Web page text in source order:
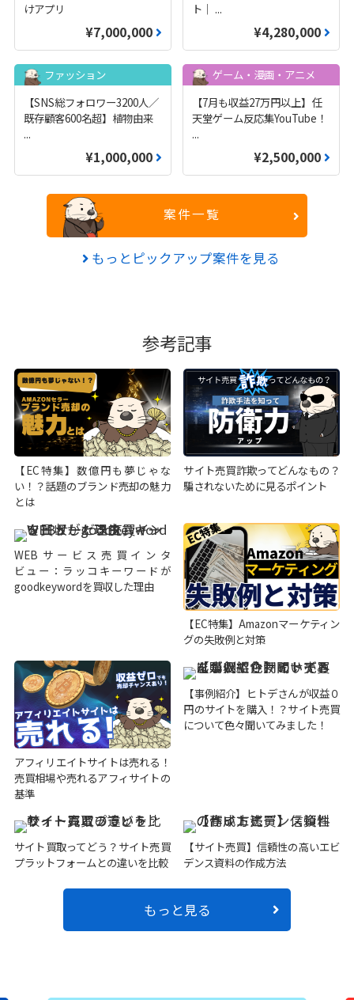
けアプリ
¥7,000,000
ト｜ ...
¥4,280,000
ファッション
【SNS総フォロワー3200人／
既存顧客600名超】植物由来
...
¥1,000,000
ゲーム・漫画・アニメ
【7月も収益27万円以上】任
天堂ゲーム反応集YouTube！
...
¥2,500,000
案件一覧
もっとピックアップ案件を見る
参考記事
【EC特集】数億円も夢じゃな
い！？話題のブランド売却の魅力
とは
サイト売買詐欺ってどんなもの？
騙されないために見るポイント
WEBサービス売買インタ
ビュー：ラッコキーワードが
goodkeywordを買収した理由
【EC特集】Amazonマーケティン
グの失敗例と対策
アフィリエイトサイトは売れる！
売買相場や売れるアフィサイトの
基準
【事例紹介】ヒトデさんが収益０
円のサイトを購入！？サイト売買
について色々聞いてみました！
サイト買取ってどう？サイト売買
プラットフォームとの違いを比較
【サイト売買】信頼性の高いエビ
デンス資料の作成方法
もっと見る